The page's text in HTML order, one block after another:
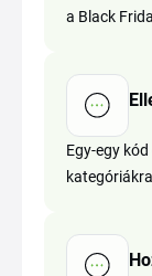
a Black
Egy-egy